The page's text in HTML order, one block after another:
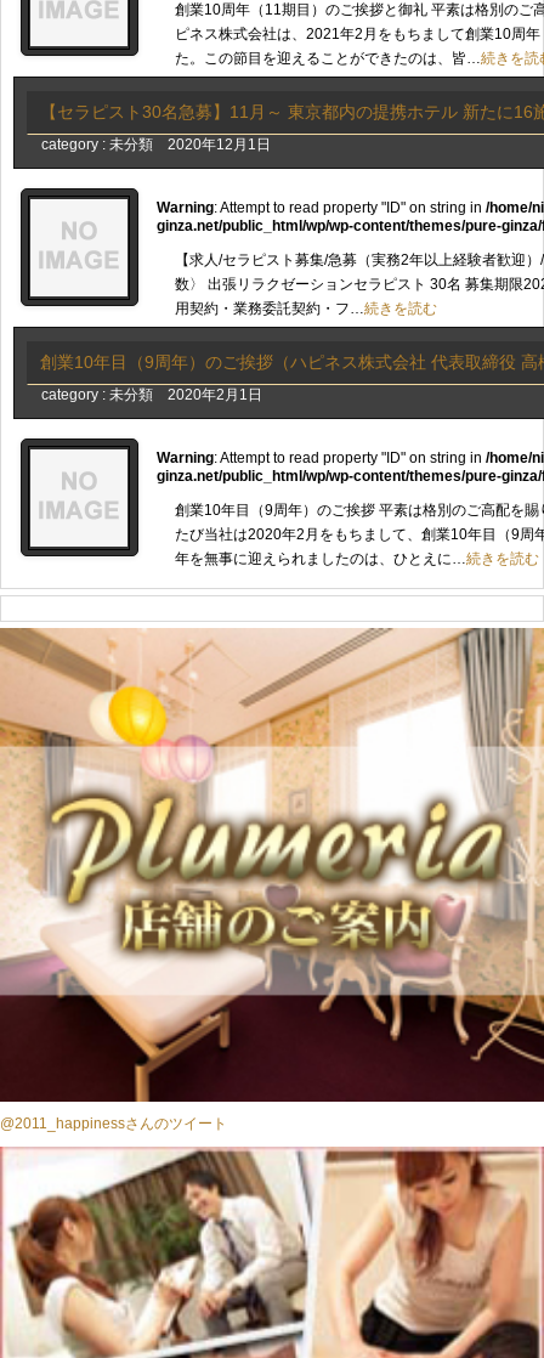
創業10周年（11期目）のご挨拶と御礼 平素は格別のご
ピネス株式会社は、2021年2月をもちまして創業10周
た。この節目を迎えることができたのは、皆…続きを読
【セラピスト30名急募】11月～ 東京都内の提携ホテル 新たに16
category : 未分類 2020年12月1日
Warning: Attempt to read property "ID" on string in /home/
ginza.net/public_html/wp/wp-content/themes/pure-
【求人/セラピスト募集/急募（実務2年以上経験者歓迎
数〉 出張リラクゼーションセラピスト 30名 募集期限
用契約・業務委託契約・フ…続きを読む
創業10年目（9周年）のご挨拶（ハピネス株式会社 代表取締役 高
category : 未分類 2020年2月1日
Warning: Attempt to read property "ID" on string in /home/
ginza.net/public_html/wp/wp-content/themes/pure-
創業10年目（9周年）のご挨拶 平素は格別のご高配を
たび当社は2020年2月をもちまして、創業10年目（9周
年を無事に迎えられましたのは、ひとえに…続きを読む
@2011_happinessさんのツイート